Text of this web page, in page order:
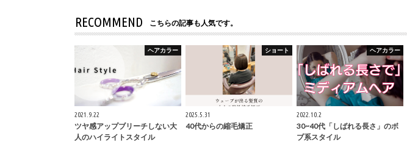
RECOMMEND こちらの記事も人気です。
ヘアカラー
2021.9.22
ツヤ感アップブリーチしない大
人のハイライトスタイル
ショート
2025.5.31
40代からの縮毛矯正
ヘアカラー
2022.10.2
30~40代「しばれる長さ」のボ
ブ系スタイル